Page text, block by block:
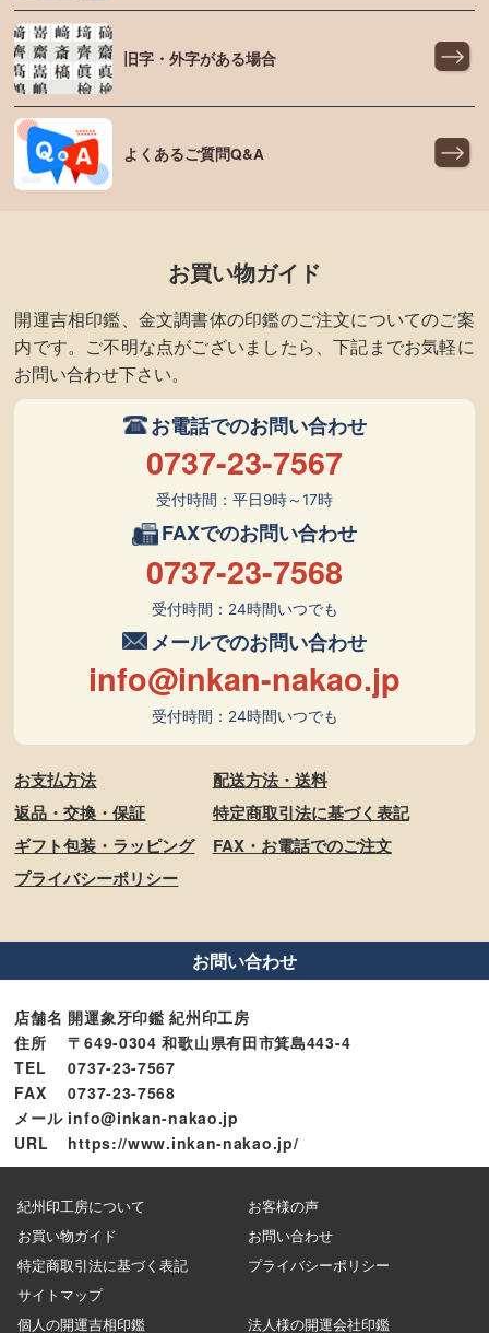
旧字・外字がある場合
よくあるご質問Q&A
お買い物ガイド
開運吉相印鑑、金文調書体の印鑑のご注文についてのご案
内です。ご不明な点がございましたら、下記までお気軽に
お問い合わせ下さい。
お電話でのお問い合わせ
0737-23-7567
受付時間：平日9時～17時
FAXでのお問い合わせ
0737-23-7568
受付時間：24時間いつでも
メールでのお問い合わせ
info@inkan-nakao.jp
受付時間：24時間いつでも
お支払方法
配送方法・送料
返品・交換・保証
特定商取引法に基づく表記
ギフト包装・ラッピング
FAX・お電話でのご注文
プライバシーポリシー
お問い合わせ
店舗名 開運象牙印鑑 紀州印工房
住所
〒649-0304 和歌山県有田市箕島443-4
TEL
0737-23-7567
FAX
0737-23-7568
メール info@inkan-nakao.jp
URL
https://www.inkan-nakao.jp/
紀州印工房について
お客様の声
お買い物ガイド
お問い合わせ
特定商取引法に基づく表記
プライバシーポリシー
サイトマップ
個人の開運吉相印鑑
法人様の開運会社印鑑